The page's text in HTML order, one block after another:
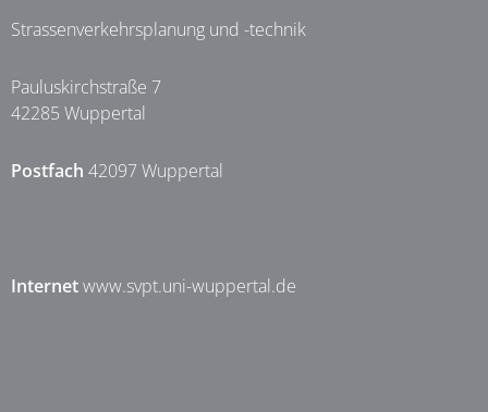
Strassenverkehrsplanung und -technik
Pauluskirchstraße 7
42285 Wuppertal
Postfach 42097 Wuppertal
Internetwww.svpt.uni-wuppertal.de